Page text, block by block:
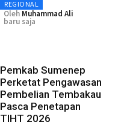
REGIONAL
Oleh Muhammad Ali
baru saja
Pemkab Sumenep
Perketat Pengawasan
Pembelian Tembakau
Pasca Penetapan
TIHT 2026